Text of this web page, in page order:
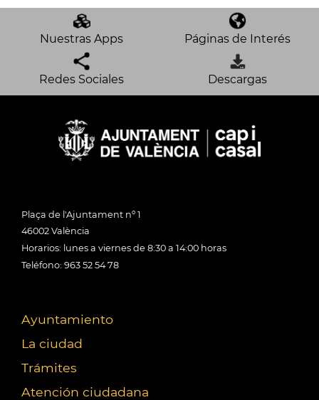
Nuestras Apps Páginas de Interés
Redes Sociales Descargas
Plaça de l'Ajuntament nº 1
46002 València
Horarios: lunes a viernes de 8:30 a 14:00 horas
Teléfono: 963 52 54 78
Ayuntamiento
La ciudad
Trámites
Atención ciudadana